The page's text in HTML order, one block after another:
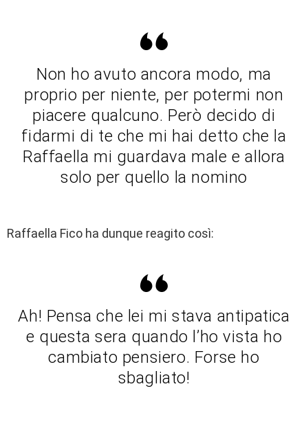
Non ho avuto ancora modo, ma
proprio per niente, per potermi non
piacere qualcuno. Però decido di
fidarmi di te che mi hai detto che la
Raffaella mi guardava male e allora
solo per quello la nomino
Raffaella Fico ha dunque reagito così:
Ah! Pensa che lei mi stava antipatica
e questa sera quando l’ho vista ho
cambiato pensiero. Forse ho
sbagliato!